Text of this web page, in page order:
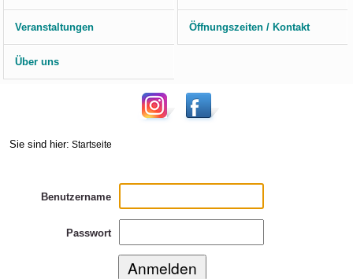
Veranstaltungen Öffnungszeiten / Kontakt
Über uns
Sie sind hier: Startseite
Benutzername
Passwort